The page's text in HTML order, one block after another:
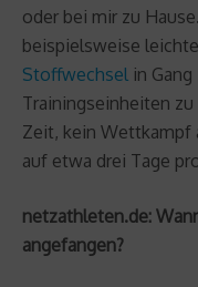
oder bei mir zu
beispielsweise
Stoffwechsel in
Trainingseinheiten
Zeit, kein Wettkampf
auf etwa drei Tage
netzathleten.de:
angefangen?